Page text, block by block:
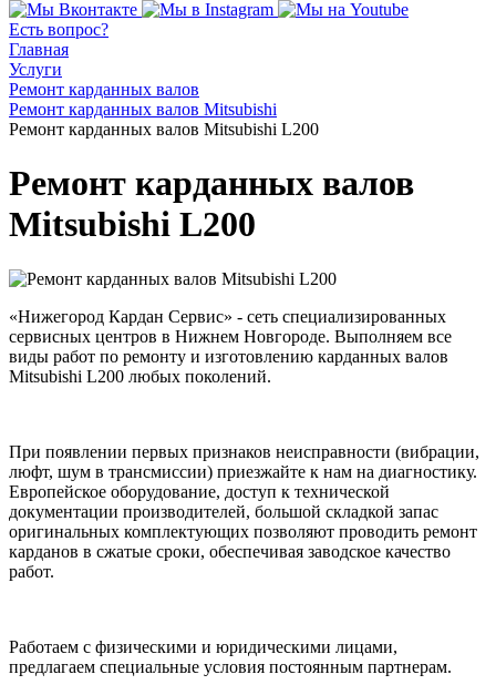
Есть вопрос?
Главная
Услуги
Ремонт карданных валов
Ремонт карданных валов Mitsubishi
Ремонт карданных валов Mitsubishi L200
Ремонт карданных валов
Mitsubishi L200
«Нижегород Кардан Сервис» - сеть специализированных
сервисных центров в Нижнем Новгороде. Выполняем все
виды работ по ремонту и изготовлению карданных валов
Mitsubishi L200 любых поколений.
При появлении первых признаков неисправности (вибрации,
люфт, шум в трансмиссии) приезжайте к нам на диагностику.
Европейское оборудование, доступ к технической
документации производителей, большой складкой запас
оригинальных комплектующих позволяют проводить ремонт
карданов в сжатые сроки, обеспечивая заводское качество
работ.
Работаем с физическими и юридическими лицами,
предлагаем специальные условия постоянным партнерам.